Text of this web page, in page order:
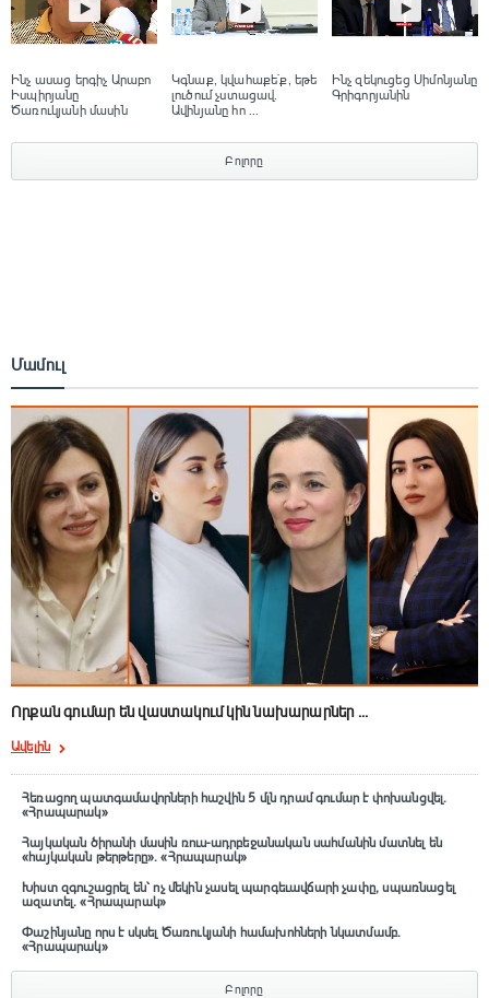
Ինչ ասաց երգիչ Արաբո
Իսպիրյանը
Ծառուկյանի մասին
Կգնաք, կվահաքե´ք, եթե
լուծում չստացավ.
Ավինյանը հո ...
Ինչ զեկուցեց Սիմոնյանը
Գրիգորյանին
Բոլորը
Մամուլ
Որքան գումար են վաստակում կին նախարարներ ...
Ավելին
Հեռացող պատգամավորների հաշվին 5 մլն դրամ գումար է փոխանցվել․
«Հրապարակ»
Հայկական ծիրանի մասին ռուս-ադրբեջանական սահմանին մատնել են
«հայկական թերթերը»․ «Հրապարակ»
Խիստ զգուշացրել են՝ ոչ մեկին չասել պարգեւավճարի չափը, սպառնացել
ազատել․ «Հրապարակ»
Փաշինյանը որս է սկսել Ծառուկյանի համախոհների նկատմամբ․
«Հրապարակ»
Բոլորը